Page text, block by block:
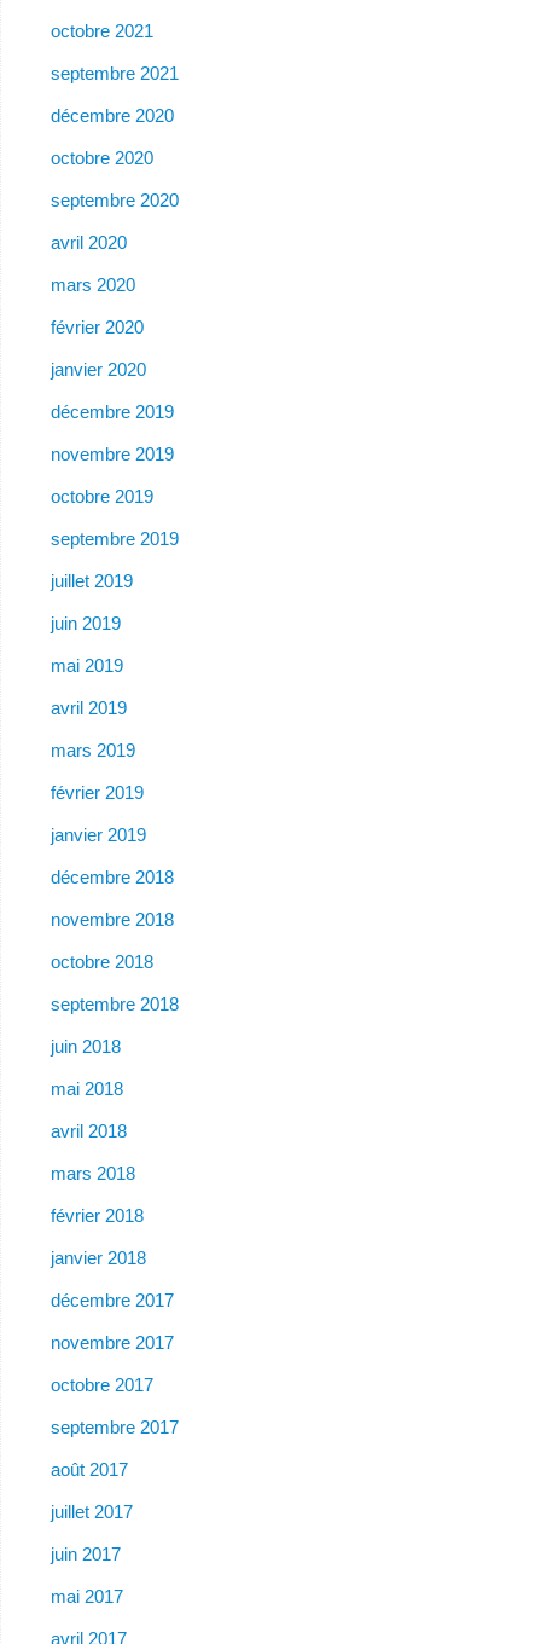
octobre 2021
septembre 2021
décembre 2020
octobre 2020
septembre 2020
avril 2020
mars 2020
février 2020
janvier 2020
décembre 2019
novembre 2019
octobre 2019
septembre 2019
juillet 2019
juin 2019
mai 2019
avril 2019
mars 2019
février 2019
janvier 2019
décembre 2018
novembre 2018
octobre 2018
septembre 2018
juin 2018
mai 2018
avril 2018
mars 2018
février 2018
janvier 2018
décembre 2017
novembre 2017
octobre 2017
septembre 2017
août 2017
juillet 2017
juin 2017
mai 2017
avril 2017